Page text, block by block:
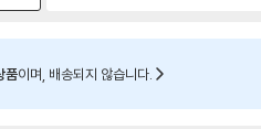
품이며, 배송되지 않습니다.